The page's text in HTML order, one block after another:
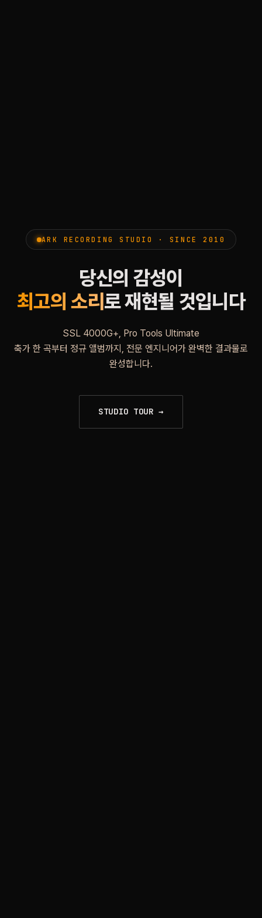
ARK RECORDING STUDIO · SINCE 2010
당신의 감성이
최고의 소리 로 재현될 것입니다
SSL 4000G+, Pro Tools Ultimate
축가 한 곡부터 정규 앨범까지, 전문 엔지니어가 완벽한 결과물로
완성합니다.
STUDIO TOUR →